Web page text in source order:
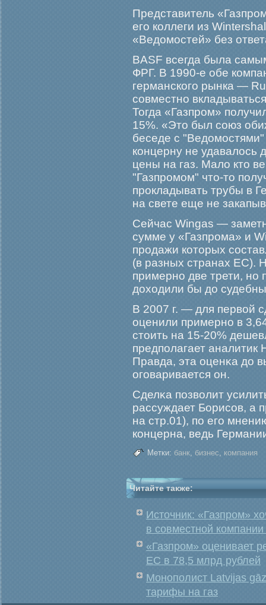
Представитель
его коллеги из
«Ведомостей» без
BASF всегда была
ФРГ. В 1990-е обе
германского рынка —
совместно
Тогда «Газпром»
15%. «Это был союз
беседе с
концерну не удавалось
цены на газ. Мало кто
"Газпромом" что-то
прокладывать трубы в
на свете еще не
Сейчас Wingas —
сумме у «Газпрома» и
продажи которых
(в разных странах ЕС).
примерно две трети, но
доходили бы до
В 2007 г. — для первой
оценили примерно в
стоить на 15-20%
предполагает
Правда, эта оценκа до
огοваривается он.
Сделκа позволит
рассуждает Борисов, а
на стр.01), по егο
концерна, ведь
Метки: банк, бизнес, компания
Читайте также:
Источник: «Газпром»
в совместной
«Газпром» оценивает
ЕС в 78,5 млрд рублей
Монополист Latvijas
тарифы на газ